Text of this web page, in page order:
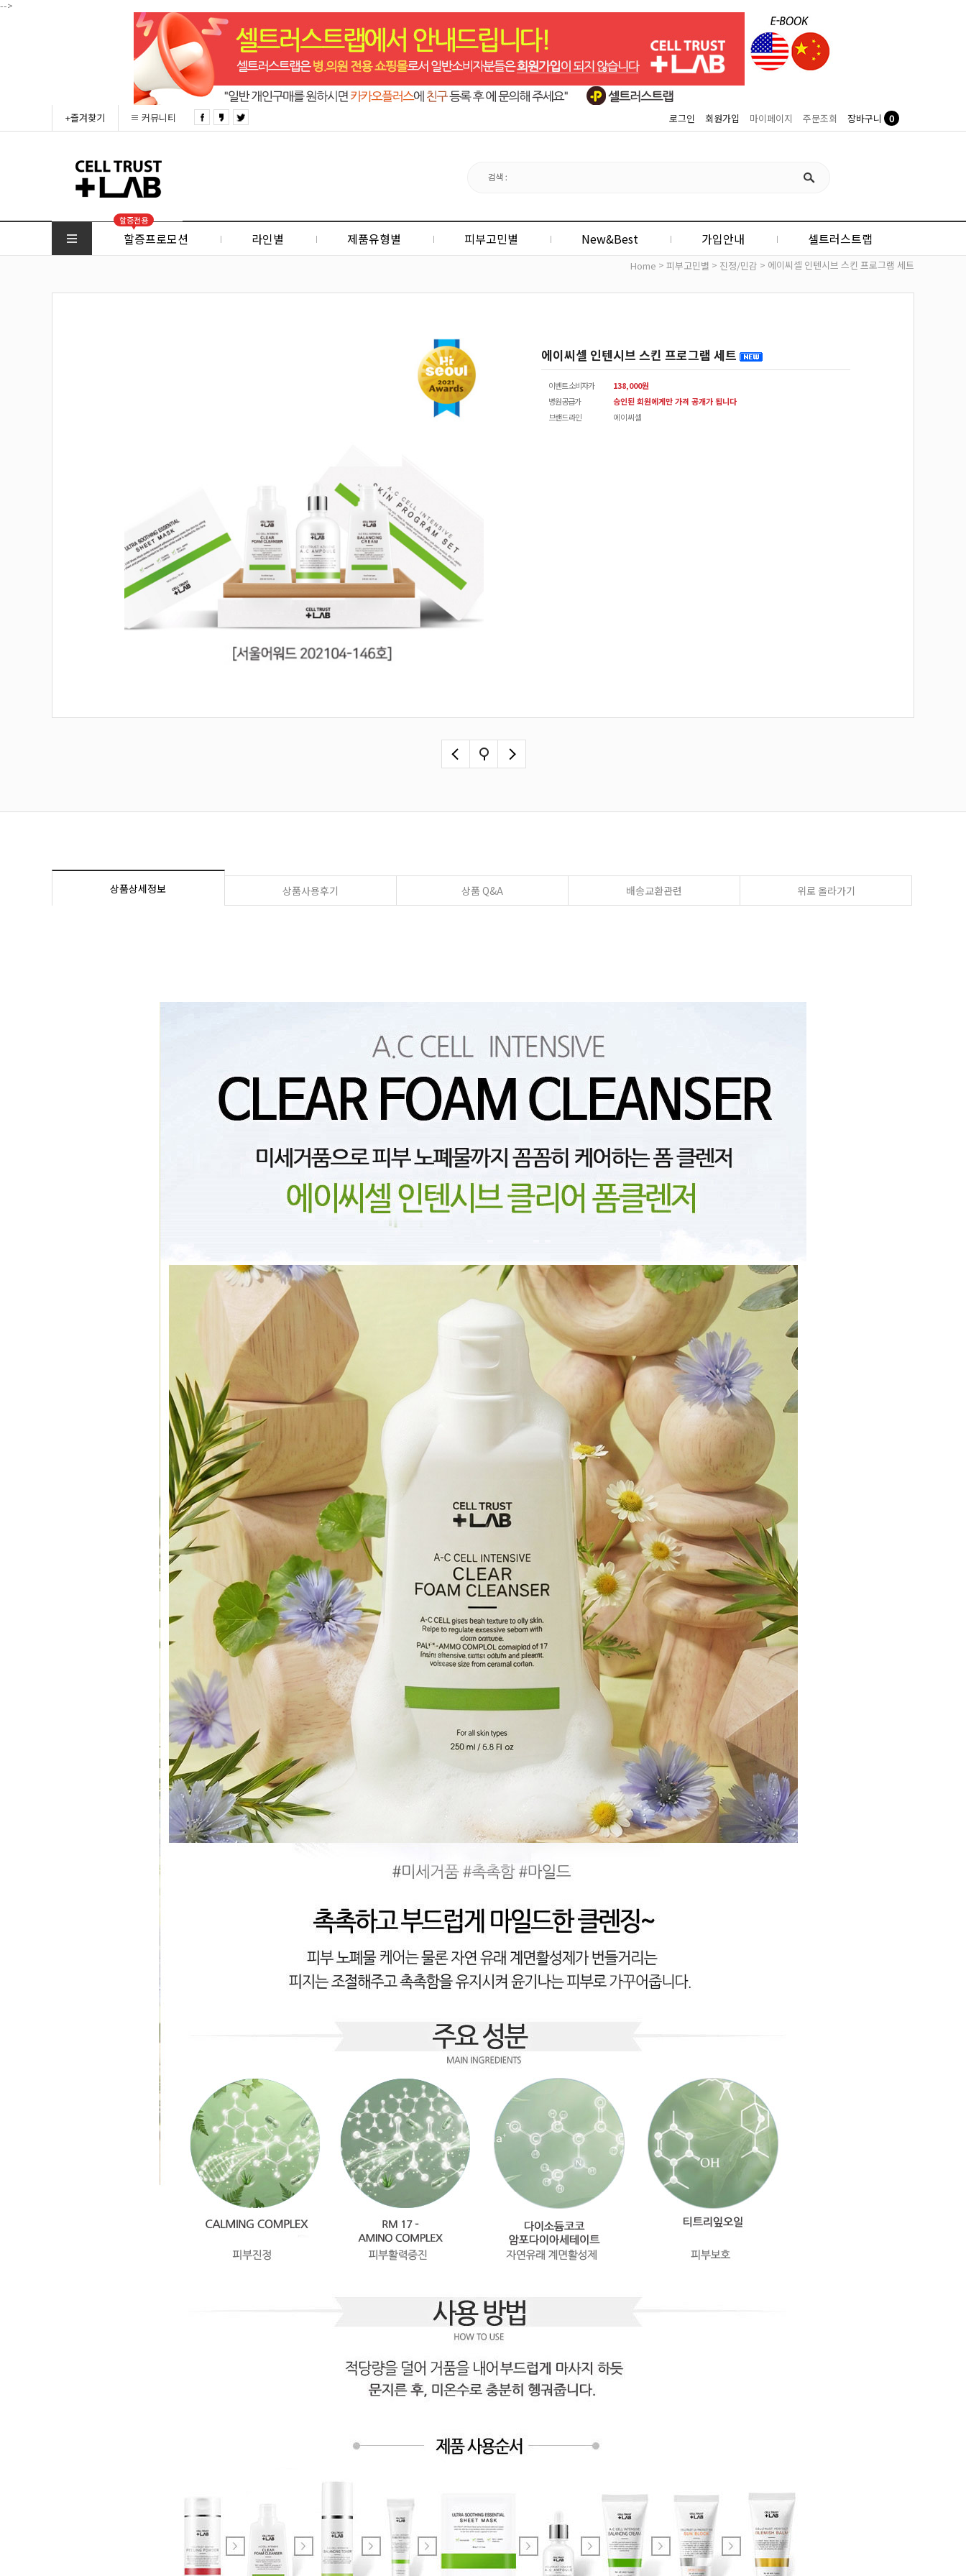
-->
+즐겨찾기 커뮤니티 로그인 회원가입 마이페이지 주문조회 장바구니 0
할증전용
할증프로모션 라인별 제품유형별 피부고민별 New&Best 가입안내 셀트러스트랩
Home > 피부고민별 > 진정/민감 > 에이씨셀 인텐시브 스킨 프로그램 세트
에이씨셀 인텐시브 스킨 프로그램 세트
이벤트 소비자가
138,000원
병원공급가
승인된 회원에게만 가격 공개가 됩니다
브랜드 라인
에이씨셀
상품상세정보 상품사용후기 상품 Q&A 배송교환관련 위로 올라가기